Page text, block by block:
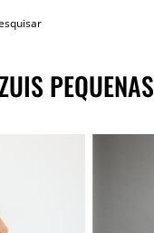
PEQUENAS